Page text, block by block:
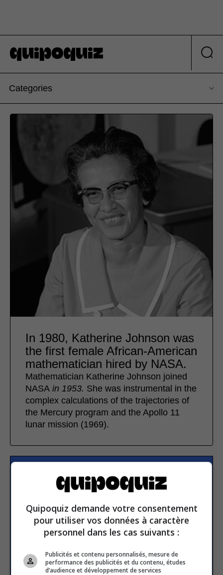
Categories
In 1980, Katherine Johnson was
the first female African-American
mathematician hired by NASA.
Mathematician Katherine Johnson joined
NASA in 1953. She was instrumental in the
complex calculations of the trajectories of
the Mercury program and the Apollo 11
lunar mission (1969).
Subscribe to our
newsletter
Email address
SUBSCRIBE
Quipoquiz demande votre consentement
pour utiliser vos données à caractère
personnel dans les cas suivants :
Publicités et contenu personnalisés, mesure de
performance des publicités et du contenu, études
d’audience et développement de services